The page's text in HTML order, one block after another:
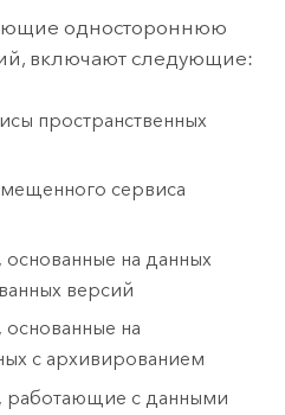
одностороннюю
включают следующие:
пространственных
сервиса
на данных
версий
на
с архивированием
работающие с данными